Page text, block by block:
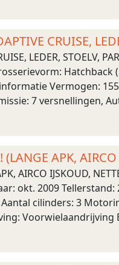
CRUISE,
LEDER, STOELV,
Hatchback
Vermogen:
7 versnellingen,
APK,
AIRCO IJSKOUD,
okt. 2009 Tellerstand:
cilinders: 3
Voorwielaandrijving